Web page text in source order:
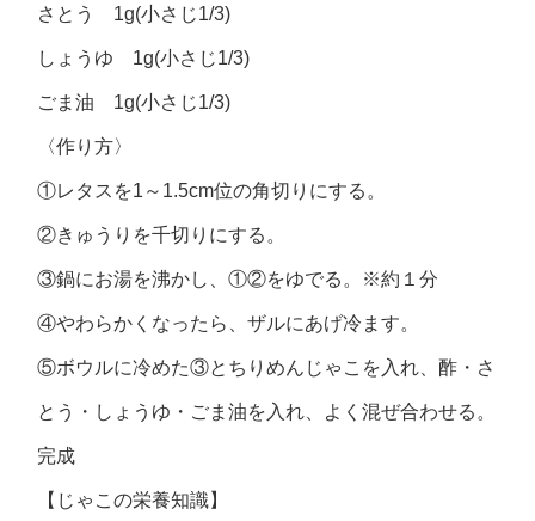
さとう 1g(小さじ1/3)
しょうゆ 1g(小さじ1/3)
ごま油 1g(小さじ1/3)
〈作り方〉
①レタスを1～1.5cm位の角切りにする。
②きゅうりを千切りにする。
③鍋にお湯を沸かし、①②をゆでる。※約１分
④やわらかくなったら、ザルにあげ冷ます。
⑤ボウルに冷めた③とちりめんじゃこを入れ、酢・さ
とう・しょうゆ・ごま油を入れ、よく混ぜ合わせる。
完成
【じゃこの栄養知識】